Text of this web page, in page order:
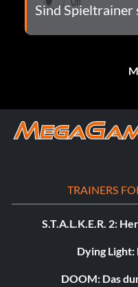
Sind Spieltrainer
TRAINERS
S.T.A.L.K.E.R. 2:
Dying Light:
DOOM: Das